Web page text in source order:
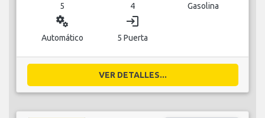
5 4 Gasolina
miscellaneous_services
Automático
login
5 Puerta
VER DETALLES...